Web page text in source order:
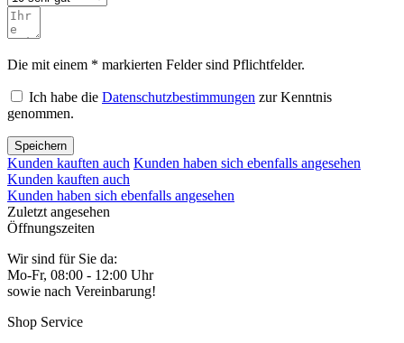
Die mit einem * markierten Felder sind Pflichtfelder.
Ich habe die Datenschutzbestimmungen zur Kenntnis
genommen.
Speichern
Kunden kauften auch Kunden haben sich ebenfalls angesehen
Kunden kauften auch
Kunden haben sich ebenfalls angesehen
Zuletzt angesehen
Öffnungszeiten
Wir sind für Sie da:
Mo-Fr, 08:00 - 12:00 Uhr
sowie nach Vereinbarung!
Shop Service